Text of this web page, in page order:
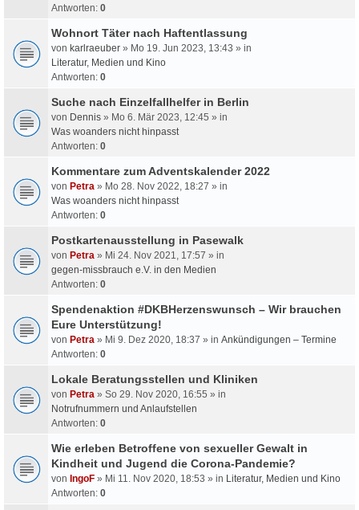
Antworten: 0
Wohnort Täter nach Haftentlassung
von karlraeuber » Mo 19. Jun 2023, 13:43 » in
Literatur, Medien und Kino
Antworten: 0
Suche nach Einzelfallhelfer in Berlin
von Dennis » Mo 6. Mär 2023, 12:45 » in
Was woanders nicht hinpasst
Antworten: 0
Kommentare zum Adventskalender 2022
von Petra » Mo 28. Nov 2022, 18:27 » in
Was woanders nicht hinpasst
Antworten: 0
Postkartenausstellung in Pasewalk
von Petra » Mi 24. Nov 2021, 17:57 » in
gegen-missbrauch e.V. in den Medien
Antworten: 0
Spendenaktion #DKBHerzenswunsch – Wir brauchen
Eure Unterstützung!
von Petra » Mi 9. Dez 2020, 18:37 » in Ankündigungen – Termine
Antworten: 0
Lokale Beratungsstellen und Kliniken
von Petra » So 29. Nov 2020, 16:55 » in
Notrufnummern und Anlaufstellen
Antworten: 0
Wie erleben Betroffene von sexueller Gewalt in
Kindheit und Jugend die Corona-Pandemie?
von IngoF » Mi 11. Nov 2020, 18:53 » in Literatur, Medien und Kino
Antworten: 0